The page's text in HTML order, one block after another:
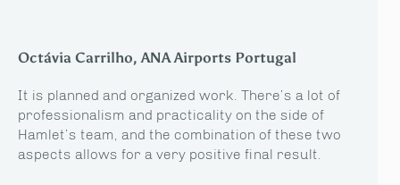
Octávia Carrilho, ANA Airports Portugal
It is planned and organized work. There’s a lot of
professionalism and practicality on the side of
Hamlet’s team, and the combination of these two
aspects allows for a very positive final result.